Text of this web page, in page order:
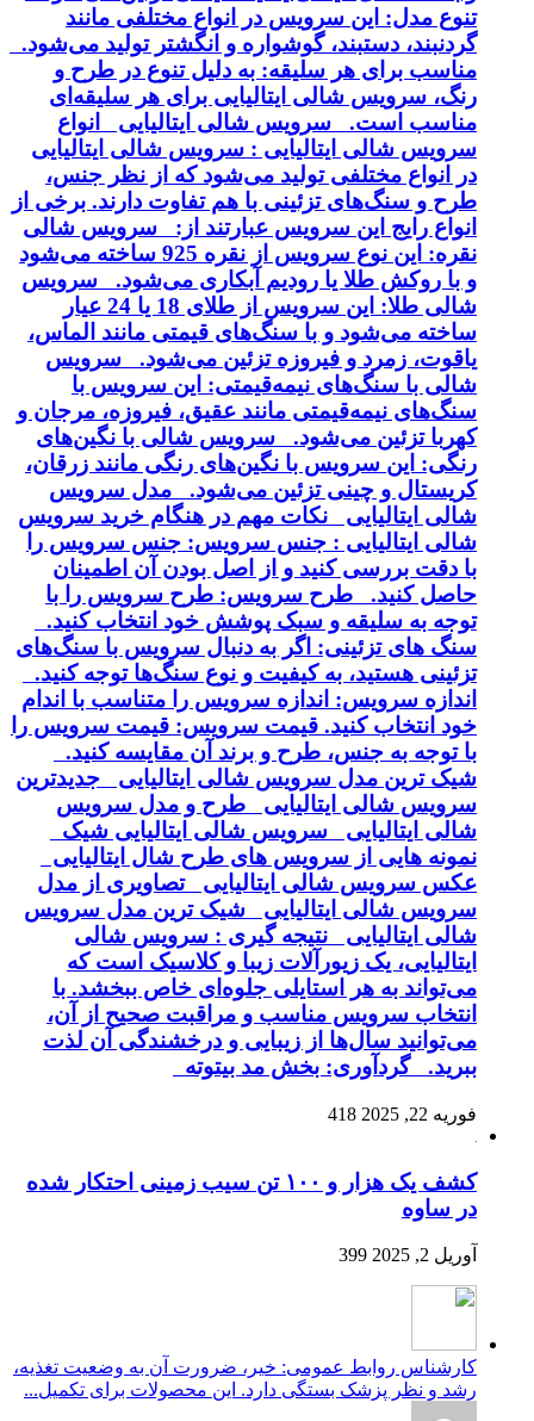
تنوع مدل: این سرویس در انواع مختلفی مانند
گردنبند، دستبند، گوشواره و انگشتر تولید می‌شود.
مناسب برای هر سلیقه: به دلیل تنوع در طرح و
رنگ، سرویس شالی ایتالیایی برای هر سلیقه‌ای
مناسب است. سرویس شالی ایتالیایی انواع
سرویس شالی ایتالیایی : سرویس شالی ایتالیایی
در انواع مختلفی تولید می‌شود که از نظر جنس،
طرح و سنگ‌های تزئینی با هم تفاوت دارند. برخی از
انواع رایج این سرویس عبارتند از: سرویس شالی
نقره: این نوع سرویس از نقره 925 ساخته می‌شود
و با روکش طلا یا رودیم آبکاری می‌شود. سرویس
شالی طلا: این سرویس از طلای 18 یا 24 عیار
ساخته می‌شود و با سنگ‌های قیمتی مانند الماس،
یاقوت، زمرد و فیروزه تزئین می‌شود. سرویس
شالی با سنگ‌های نیمه‌قیمتی: این سرویس با
سنگ‌های نیمه‌قیمتی مانند عقیق، فیروزه، مرجان و
کهربا تزئین می‌شود. سرویس شالی با نگین‌های
رنگی: این سرویس با نگین‌های رنگی مانند زرقان،
کریستال و چینی تزئین می‌شود. مدل سرویس
شالی ایتالیایی نکات مهم در هنگام خرید سرویس
شالی ایتالیایی : جنس سرویس: جنس سرویس را
با دقت بررسی کنید و از اصل بودن آن اطمینان
حاصل کنید. طرح سرویس: طرح سرویس را با
توجه به سلیقه و سبک پوشش خود انتخاب کنید.
سنگ های تزئینی: اگر به دنبال سرویس با سنگ‌های
تزئینی هستید، به کیفیت و نوع سنگ‌ها توجه کنید.
اندازه سرویس: اندازه سرویس را متناسب با اندام
خود انتخاب کنید. قیمت سرویس: قیمت سرویس را
با توجه به جنس، طرح و برند آن مقایسه کنید.
شیک ترین مدل سرویس شالی ایتالیایی جدیدترین
سرویس شالی ایتالیایی طرح و مدل سرویس
شالی ایتالیایی سرویس شالی ایتالیایی شیک
نمونه هایی از سرویس های طرح شال ایتالیایی
عکس سرویس شالی ایتالیایی تصاویری از مدل
سرویس شالی ایتالیایی شیک ترین مدل سرویس
شالی ایتالیایی نتیجه گیری : سرویس شالی
ایتالیایی، یک زیورآلات زیبا و کلاسیک است که
می‌تواند به هر استایلی جلوه‌ای خاص ببخشد. با
انتخاب سرویس مناسب و مراقبت صحیح از آن،
می‌توانید سال‌ها از زیبایی و درخشندگی آن لذت
ببرید. گردآوری: بخش مد بیتوته
فوریه 22, 2025 418
کشف یک هزار و ۱۰۰ تن سیب زمینی احتکار شده
در ساوه
آوریل 2, 2025 399
کارشناس روابط عمومی: خیر، ضرورت آن به وضعیت تغذیه،
رشد و نظر پزشک بستگی دارد. این محصولات برای تکمیل...